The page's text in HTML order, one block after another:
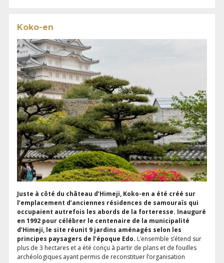
Koko-en
Juste à côté du château d’Himeji, Koko-en a été créé sur
l’emplacement d’anciennes résidences de samouraïs qui
occupaient autrefois les abords de la forteresse. Inauguré
en 1992 pour célébrer le centenaire de la municipalité
d’Himeji, le site réunit 9 jardins aménagés selon les
principes paysagers de l’époque Edo. L’ensemble s’étend sur
plus de 3 hectares et a été conçu à partir de plans et de fouilles
archéologiques ayant permis de reconstituer l’organisation